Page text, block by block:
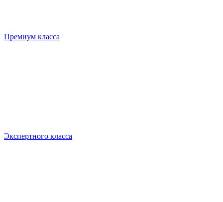
Премиум класса
Экспертного класса